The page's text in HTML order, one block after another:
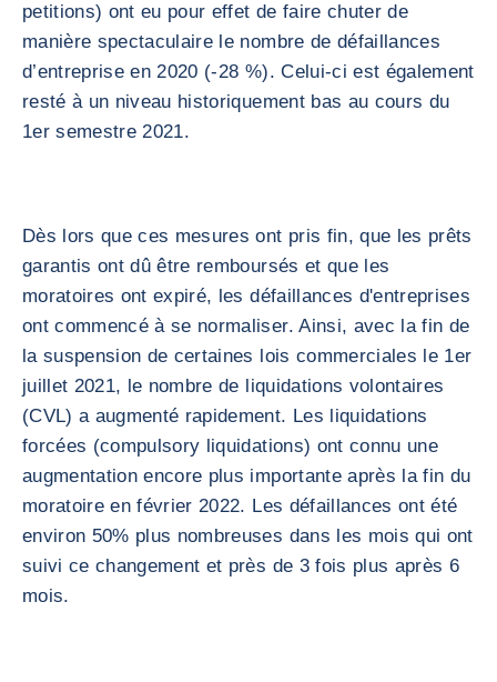
petitions) ont eu pour effet de faire chuter de
manière spectaculaire le nombre de défaillances
d’entreprise en 2020 (-28 %). Celui-ci est également
resté à un niveau historiquement bas au cours du
1er semestre 2021.
Dès lors que ces mesures ont pris fin, que les prêts
garantis ont dû être remboursés et que les
moratoires ont expiré, les défaillances d'entreprises
ont commencé à se normaliser. Ainsi, avec la fin de
la suspension de certaines lois commerciales le 1er
juillet 2021, le nombre de liquidations volontaires
(CVL) a augmenté rapidement. Les liquidations
forcées (compulsory liquidations) ont connu une
augmentation encore plus importante après la fin du
moratoire en février 2022. Les défaillances ont été
environ 50% plus nombreuses dans les mois qui ont
suivi ce changement et près de 3 fois plus après 6
mois.